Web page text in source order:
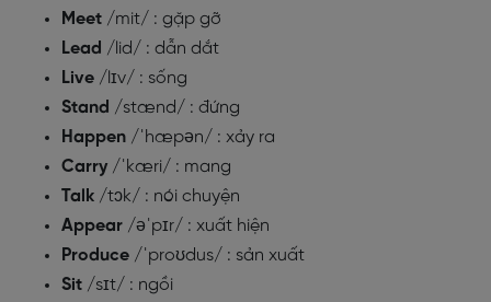
Meet /mit/ : gặp gỡ
Lead /lid/ : dẫn dắt
Live /lɪv/ : sống
Stand /stænd/ : đứng
Happen /ˈhæpən/ : xảy ra
Carry /ˈkæri/ : mang
Talk /tɔk/ : nói chuyện
Appear /əˈpɪr/ : xuất hiện
Produce /ˈproʊdus/ : sản xuất
Sit /sɪt/ : ngồi